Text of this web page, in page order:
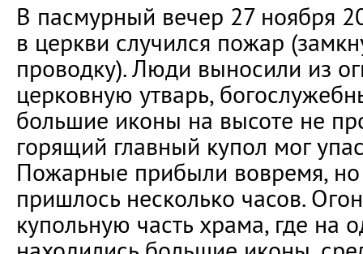
В пасмурный вечер 27 ноября
в церкви случился пожар
проводку). Люди выносили из
церковную утварь,
большие иконы на высоте не
горящий главный купол мог
Пожарные прибыли вовремя, но
пришлось несколько часов.
купольную часть храма, где на